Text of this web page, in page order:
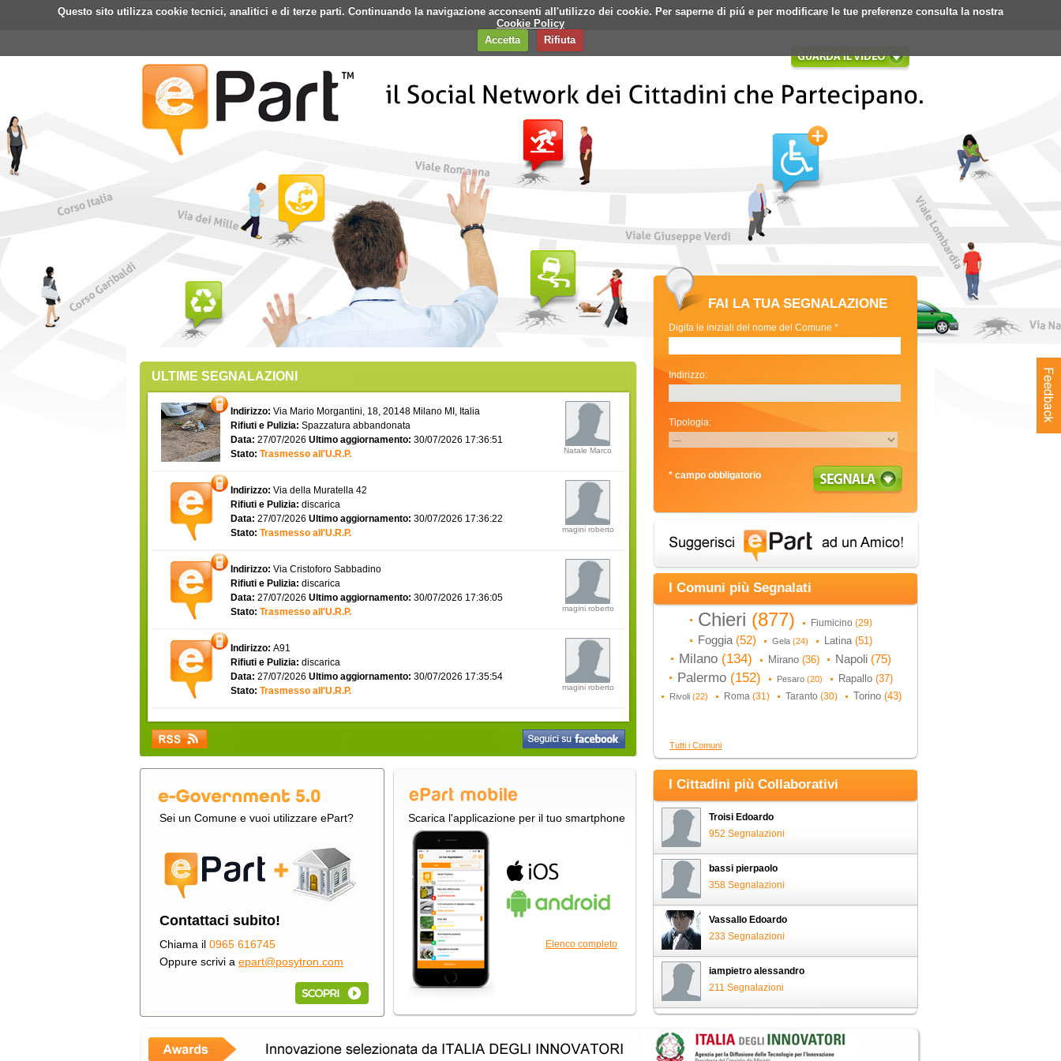
Questo sito utilizza cookie tecnici, analitici e di terze parti. Continuando la navigazione acconsenti all'utilizzo dei cookie. Per saperne di piú e per modificare le tue preferenze consulta la nostra
Cookie Policy
Accetta
Rifiuta
Home ePart Mobile Faq Contatti Banner Login Registrati
ULTIME SEGNALAZIONI
Indirizzo: Via Mario Morgantini, 18, 20148 Milano MI, Italia
Rifiuti e Pulizia: Spazzatura abbandonata
Data: 27/07/2026 Ultimo aggiornamento: 30/07/2026 17:36:51
Stato: Trasmesso all'U.R.P. Natale Marco
Indirizzo: Via della Muratella 42
Rifiuti e Pulizia: discarica
Data: 27/07/2026 Ultimo aggiornamento: 30/07/2026 17:36:22
Stato: Trasmesso all'U.R.P. magini roberto
Indirizzo: Via Cristoforo Sabbadino
Rifiuti e Pulizia: discarica
Data: 27/07/2026 Ultimo aggiornamento: 30/07/2026 17:36:05
Stato: Trasmesso all'U.R.P. magini roberto
Indirizzo: A91
Rifiuti e Pulizia: discarica
Data: 27/07/2026 Ultimo aggiornamento: 30/07/2026 17:35:54
Stato: Trasmesso all'U.R.P. magini roberto
Sei un Comune e vuoi utilizzare ePart?
Contattaci subito!
Chiama il 0965 616745
Oppure scrivi a epart@posytron.com
Scarica l'applicazione per il tuo smartphone
Elenco completo
FAI LA TUA SEGNALAZIONE
Digita le iniziali del nome del Comune *
Indirizzo:
Tipologia:
* campo obbligatorio
I Comuni più Segnalati
Chieri (877) Fiumicino (29)
Foggia (52) Gela (24) Latina (51)
Milano (134) Mirano (36) Napoli (75)
Palermo (152) Pesaro (20) Rapallo (37)
Rivoli (22) Roma (31) Taranto (30) Torino (43)
Tutti i Comuni
I Cittadini più Collaborativi
Troisi Edoardo
952 Segnalazioni
bassi pierpaolo
358 Segnalazioni
Vassallo Edoardo
233 Segnalazioni
iampietro alessandro
211 Segnalazioni